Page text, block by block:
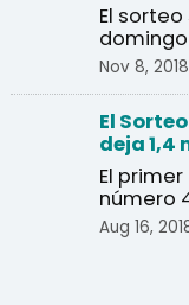
El
Nov 8, 2018
El
deja 1,4
El
número
dotación
Aug 16,